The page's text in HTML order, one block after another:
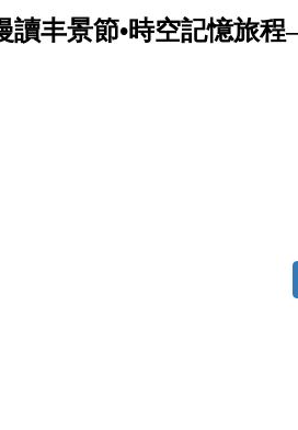
讀丰景節•時空記憶旅